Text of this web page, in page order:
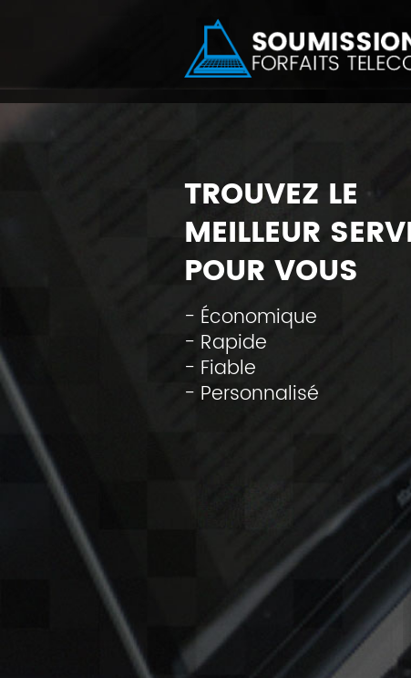
TROUVEZ LE
MEILLEUR
POUR VOUS
- Économique
- Rapide
- Fiable
- Personnalisé